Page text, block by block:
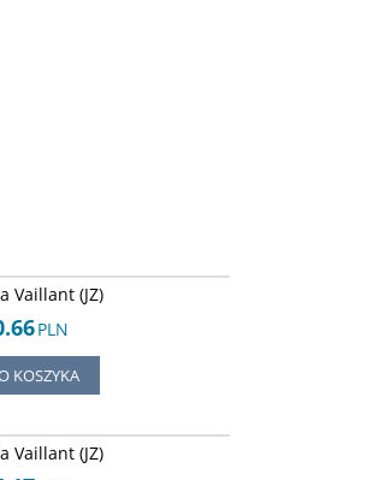
Vaillant (JZ)
PLN
KOSZYKA
Vaillant (JZ)